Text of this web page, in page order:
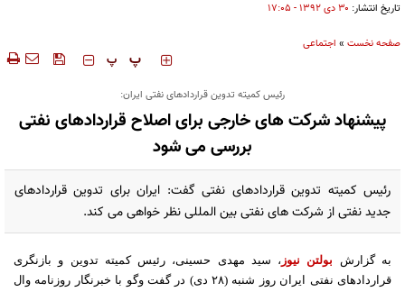
تاریخ انتشار: ۳۰ دی ۱۳۹۲ - ۱۷:۰۵
صفحه نخست » اجتماعی
‍‍‍ پ پ
رئیس کمیته تدوین قراردادهای نفتی ایران:
پیشنهاد شرکت های خارجی برای اصلاح قراردادهای نفتی
بررسی می شود
رئیس کمیته تدوین قراردادهای نفتی گفت: ایران برای تدوین قراردادهای
جدید نفتی از شرکت های نفتی بین المللی نظر خواهی می کند.
به گزارش بولتن نیوز ، سید مهدی حسینی، رئیس کمیته تدوین و بازنگری
قراردادهای نفتی ایران روز شنبه (٢٨ دی) در گفت وگو با خبرنگار روزنامه وال